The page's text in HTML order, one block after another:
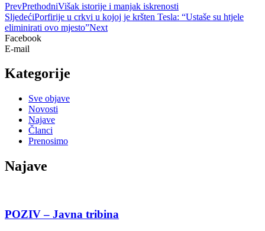
PrevPrethodniVišak istorije i manjak iskrenosti
SljedećiPorfirije u crkvi u kojoj je kršten Tesla: “Ustaše su htjele
eliminirati ovo mjesto”Next
Facebook
E-mail
Kategorije
Sve objave
Novosti
Najave
Članci
Prenosimo
Najave
POZIV – Javna tribina